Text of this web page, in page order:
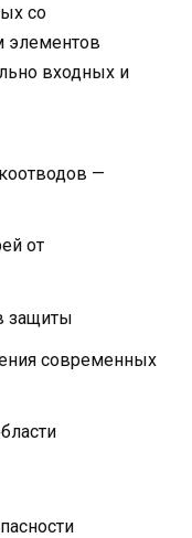
со
элементов
входных и
—
от
защиты
современных